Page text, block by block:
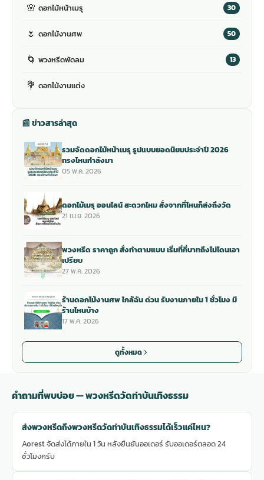
🌸 ดอกไม้หน้าเมรุ 30
🌷 ดอกไม้งานศพ 50
🌀 พวงหรีดพัดลม 13
💐 ดอกไม้งานแต่ง
📰 ข่าวสารล่าสุด
รวมจัดดอกไม้หน้าเมรุ รูปแบบยอดนิยมประจำปี 2026
ทรงไหนกำลังมา
05 พ.ค. 2026
ดอกไม้เมรุ ออนไลน์ สะดวกไหม สั่งจากที่ไหนก็ส่งถึงวัด
21 เม.ย. 2026
พวงหรีด ราคาถูก สั่งทำตามแบบ เริ่มที่กี่บาทถึงไม่โดนเอา
เปรียบ
27 พ.ค. 2026
ร้านดอกไม้งานศพ ใกล้ฉัน ด่วน รับงานภายใน 1 ชั่วโมง มี
ร้านไหนบ้าง
17 พ.ค. 2026
ดูทั้งหมด
คำถามที่พบบ่อย — พวงหรีดวัดท่าบันเทิงธรรม
ส่งพวงหรีดถึงพวงหรีดวัดท่าบันเทิงธรรมได้เร็วแค่ไหน?
Aorest จัดส่งได้ภายใน 1 วัน หลังยืนยันออเดอร์ รับออเดอร์ตลอด 24
ชั่วโมงครับ